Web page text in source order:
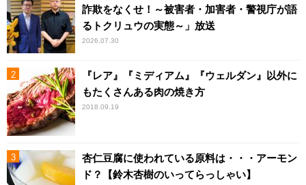
詐欺をなくせ！～被害者・加害者・警視庁が語
るトクリュウの実態～」放送
2026.07.30
『レア』『ミディアム』『ウェルダン』以外に
もたくさんある肉の焼き方
2018.09.19
杏仁豆腐に使われている原料は・・・アーモン
ド？【鈴木杏樹のいってらっしゃい】